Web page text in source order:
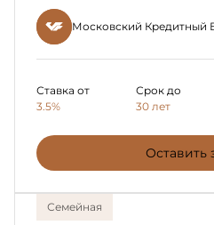
Московский Кредитный
Ставка от
3.5%
Срок до
30 лет
Оставить
Семейная